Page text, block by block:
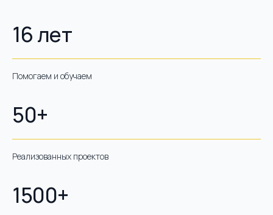
16 лет
Помогаем и обучаем
50+
Реализованных проектов
1500+